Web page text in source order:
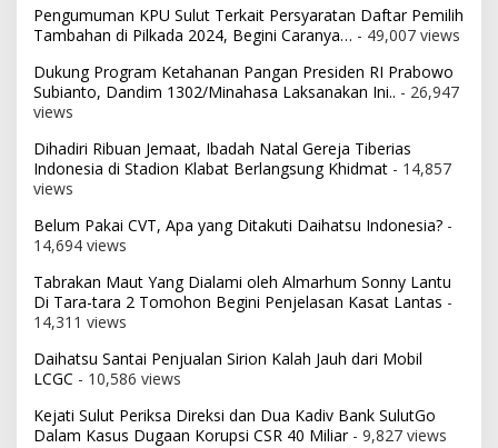
Pengumuman KPU Sulut Terkait Persyaratan Daftar Pemilih
Tambahan di Pilkada 2024, Begini Caranya… - 49,007 views
Dukung Program Ketahanan Pangan Presiden RI Prabowo
Subianto, Dandim 1302/Minahasa Laksanakan Ini.. - 26,947
views
Dihadiri Ribuan Jemaat, Ibadah Natal Gereja Tiberias
Indonesia di Stadion Klabat Berlangsung Khidmat - 14,857
views
Belum Pakai CVT, Apa yang Ditakuti Daihatsu Indonesia? -
14,694 views
Tabrakan Maut Yang Dialami oleh Almarhum Sonny Lantu
Di Tara-tara 2 Tomohon Begini Penjelasan Kasat Lantas -
14,311 views
Daihatsu Santai Penjualan Sirion Kalah Jauh dari Mobil
LCGC - 10,586 views
Kejati Sulut Periksa Direksi dan Dua Kadiv Bank SulutGo
Dalam Kasus Dugaan Korupsi CSR 40 Miliar- 9,827 views